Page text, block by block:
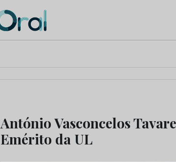
António Vasconcelos
Emérito da UL